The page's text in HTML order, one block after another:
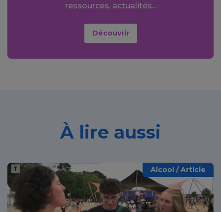
ressources, actualités...
Découvrir
À lire aussi
Alcool / Article